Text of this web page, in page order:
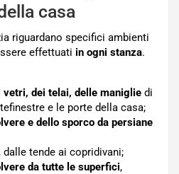
casa
riguardano specifici ambienti
effettuati in ogni stanza.
vetri, dei telai, delle maniglie di
e le porte della casa;
e dello sporco da persiane
dalle tende ai copridivani;
da tutte le superfici,